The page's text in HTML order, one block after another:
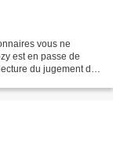
vous ne
est en passe de
du jugement du